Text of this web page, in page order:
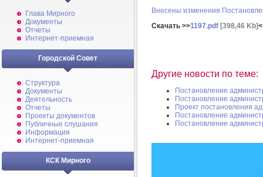
Глава Мирного
Документы
Отчеты
Интернет-приемная
Городской Совет
Структура
Документы
Деятельность
Отчеты
Проекты документов
Публичные слушания
Информация
Интернет-приемная
КСК Мирного
Внесены изменения
Скачать >>1197.pdf [398,46 Kb]
Другие новости по теме:
Постановление
Постановление
Проект постановления
Постановление
Постановление